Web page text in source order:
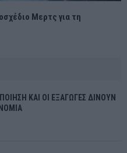
Μερτς για τη
ΚΑΙ ΟΙ ΕΞΑΓΩΓΕΣ ΔΙΝΟΥΝ